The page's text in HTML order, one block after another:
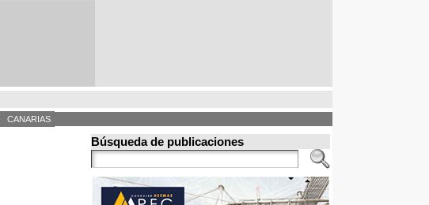
CANARIAS
Búsqueda de publicaciones